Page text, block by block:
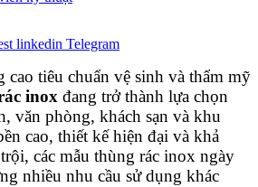
linkedin Telegram
cao tiêu chuẩn vệ sinh và thẩm mỹ
inox đang trở thành lựa chọn
văn phòng, khách sạn và khu
cao, thiết kế hiện đại và khả
các mẫu thùng rác inox ngày
nhiều nhu cầu sử dụng khác